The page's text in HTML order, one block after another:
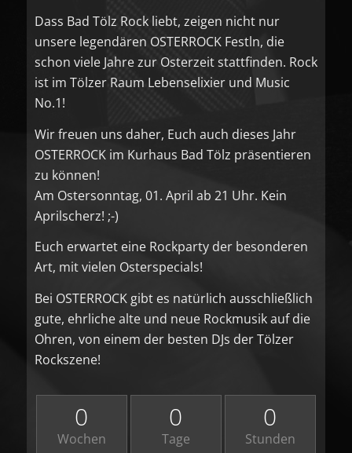
Dass Bad Tölz Rock liebt, zeigen nicht nur
unsere legendären OSTERROCK Festln, die
schon viele Jahre zur Osterzeit stattfinden. Rock
ist im Tölzer Raum Lebenselixier und Music
No.1!
Wir freuen uns daher, Euch auch dieses Jahr
OSTERROCK im Kurhaus Bad Tölz präsentieren
zu können!
Am Ostersonntag, 01. April ab 21 Uhr. Kein
Aprilscherz! ;-)
Euch erwartet eine Rockparty der besonderen
Art, mit vielen Osterspecials!
Bei OSTERROCK gibt es natürlich ausschließlich
gute, ehrliche alte und neue Rockmusik auf die
Ohren, von einem der besten DJs der Tölzer
Rockszene!
0
Wochen
0
Tage
0
Stunden